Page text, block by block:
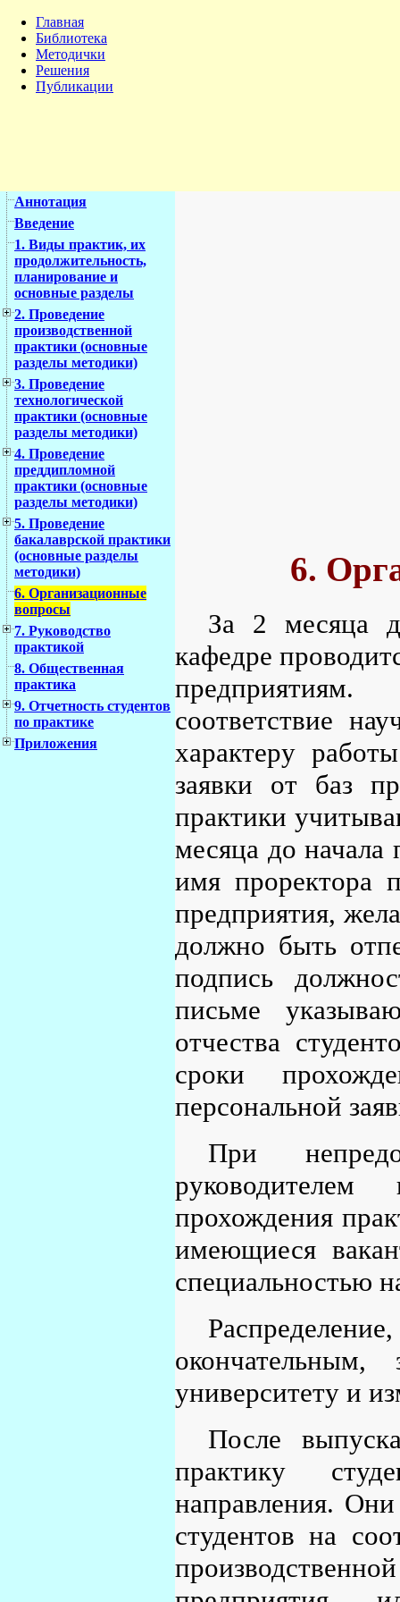
Главная
Библиотека
Методички
Решения
Публикации
Аннотация
Введение
1. Виды практик, их
продолжительность,
планирование и
основные разделы
2. Проведение
производственной
практики (основные
разделы методики)
3. Проведение
технологической
практики (основные
разделы методики)
4. Проведение
преддипломной
практики (основные
разделы методики)
5. Проведение
бакалаврской практики
(основные разделы
методики)
6. Организационные
вопросы
7. Руководство
практикой
8. Общественная
практика
9. Отчетность студентов
по практике
Приложения
6.
За 2 месяца
кафедре
предприятиям.
соответствие
характеру
заявки от баз
практики
месяца до начала
имя проректора
предприятия,
должно быть
подпись
письме
отчества
сроки
персональной
При
прохождения
имеющиеся
специальностью
окончательным,
университету и
После
практику
направления.
студентов на